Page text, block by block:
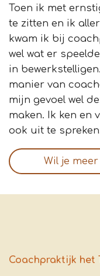
Toen ik met
te zitten en ik
kwam ik bij
wel wat er
in
manier van
mijn gevoel wel
maken. Ik ken en
ook uit te
Wil je
Coachpraktijk het